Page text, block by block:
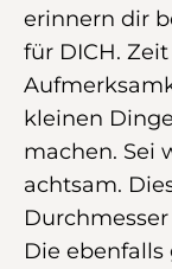
erinnern dir
für DICH.
kleinen
machen. Sei
achtsam.
Die